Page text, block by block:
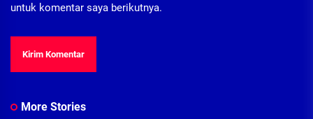
untuk komentar saya berikutnya.
More Stories